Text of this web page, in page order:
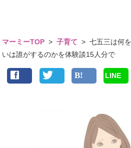
マーミーTOP >子育て >七五三は何
いは誰がするのかを体験談15人分で
LINE